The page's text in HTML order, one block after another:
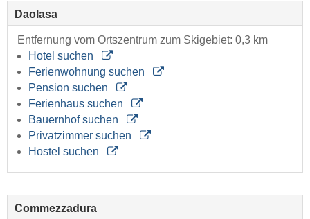
Daolasa
Entfernung vom Ortszentrum zum Skigebiet: 0,3 km
Hotel suchen
Ferienwohnung suchen
Pension suchen
Ferienhaus suchen
Bauernhof suchen
Privatzimmer suchen
Hostel suchen
Commezzadura